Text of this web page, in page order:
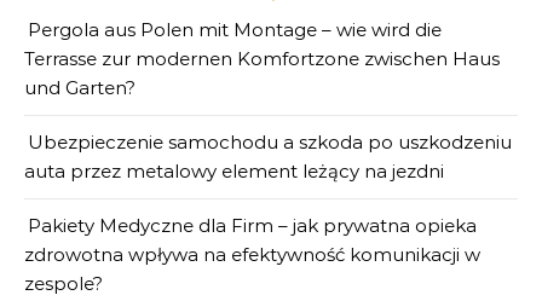
Pergola aus Polen mit Montage – wie wird die
Terrasse zur modernen Komfortzone zwischen Haus
und Garten?
Ubezpieczenie samochodu a szkoda po uszkodzeniu
auta przez metalowy element leżący na jezdni
Pakiety Medyczne dla Firm – jak prywatna opieka
zdrowotna wpływa na efektywność komunikacji w
zespole?